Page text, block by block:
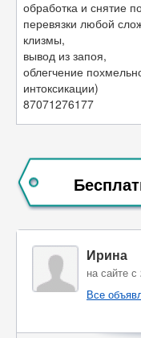
обработка и снятие
перевязки любой
клизмы,
вывод из запоя,
облегчение
интоксикации)
87071276177
Ирина
на сайте с
Все